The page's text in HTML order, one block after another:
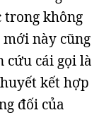
trong không
này cũng
cứu cái gọi là
kết hợp
đối của